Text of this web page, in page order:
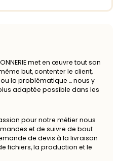
met en œuvre tout son
but, contenter le client,
la problématique … nous y
adaptée possible dans les
pour notre métier nous
et de suivre de bout
de devis à la livraison
fichiers, la production et le